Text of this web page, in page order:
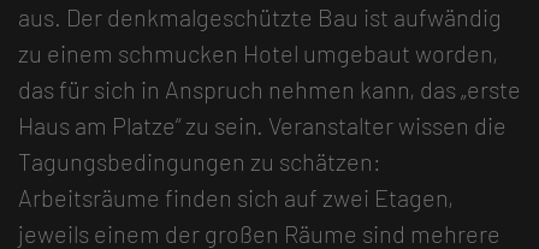
aus. Der denkmalgeschützte Bau ist aufwändig
zu einem schmucken Hotel umgebaut worden,
das für sich in Anspruch nehmen kann, das „erste
Haus am Platze“ zu sein. Veranstalter wissen die
Tagungsbedingungen zu schätzen:
Arbeitsräume finden sich auf zwei Etagen,
jeweils einem der großen Räume sind mehrere